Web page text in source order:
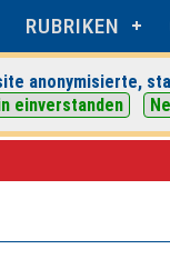
RUBRIKEN
anonymisierte,
einverstanden
Budde-Haus>